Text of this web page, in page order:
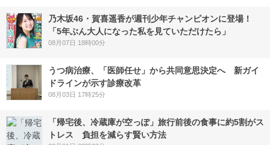
乃木坂46・賀喜遥香が週刊少年チャンピオンに登場！
「5年ぶん大人になった私を見ていただけたら」
08月07日 18時00分
うつ病治療、「医師任せ」から共同意思決定へ 新ガイ
ドラインが示す診療改革
08月03日 17時25分
「帰宅後、冷蔵庫が空っぽ」旅行前後の食事に約5割がス
トレス 負担を減らす賢い方法